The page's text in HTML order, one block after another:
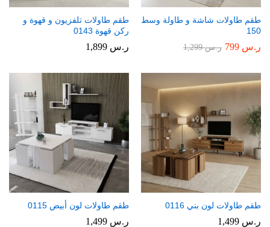
طقم طاولات شاشة و طاولة وسط
150
ر.س ر.س1,299
طقم طاولات تلفزيون و قهوة و
ركن قهوة 0143
ر.س
طقم طاولات لون بني 0116
ر.س
طقم طاولات لون أبيض 0115
ر.س